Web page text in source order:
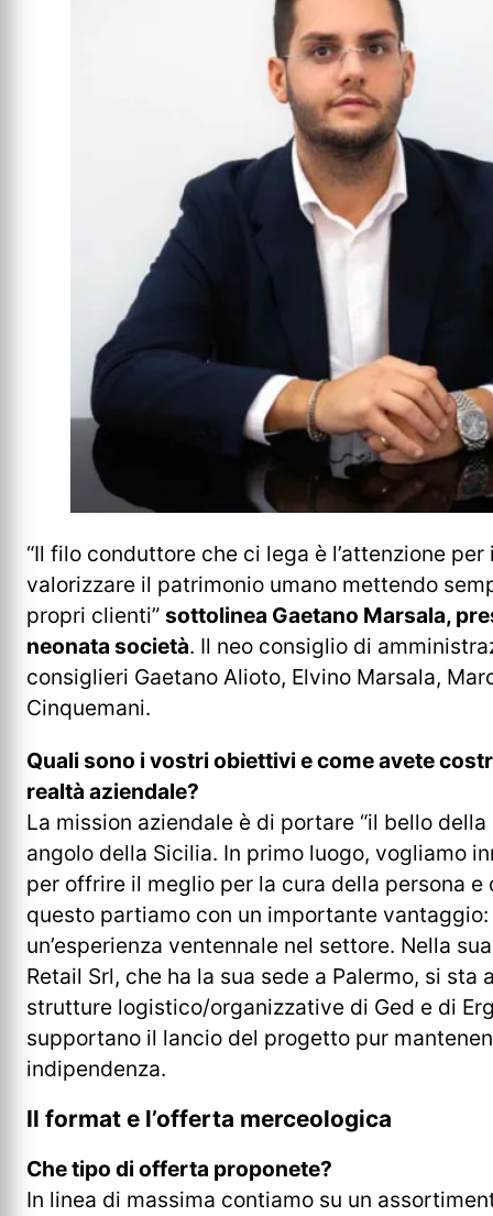
“Il filo conduttore che ci lega è l’attenzione
valorizzare il patrimonio umano mettendo
propri clienti” sottolinea Gaetano Marsala,
neonata società. Il neo consiglio di
consiglieri Gaetano Alioto, Elvino Marsala,
Cinquemani.
Quali sono i vostri obiettivi e come avete
realtà aziendale?
La mission aziendale è di portare “il bello
angolo della Sicilia. In primo luogo, vogliamo
per offrire il meglio per la cura della persona e
questo partiamo con un importante
un’esperienza ventennale nel settore. Nella
Retail Srl, che ha la sua sede a Palermo, si sta
strutture logistico/organizzative di Ged e di
supportano il lancio del progetto pur
indipendenza.
Il format e l’offerta merceologica
Che tipo di offerta proponete?
In linea di massima contiamo su un